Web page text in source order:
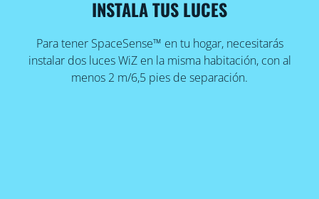
INSTALA TUS LUCES
Para tener SpaceSense™ en tu hogar, necesitarás
instalar dos luces WiZ en la misma habitación, con al
menos 2 m/6,5 pies de separación.